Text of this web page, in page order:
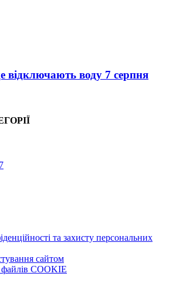
відключають воду 7 серпня
та захисту персональних
сайтом
COOKIE